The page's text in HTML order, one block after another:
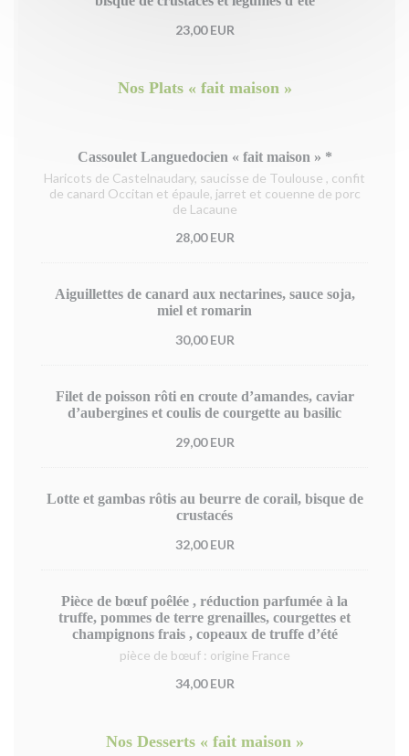
23,00 EUR
Nos Plats « fait maison »
Cassoulet Languedocien « fait maison » *
Haricots de Castelnaudary, saucisse de Toulouse , confit
de canard Occitan et épaule, jarret et couenne de porc
de Lacaune
28,00 EUR
Aiguillettes de canard aux nectarines, sauce soja,
miel et romarin
30,00 EUR
Filet de poisson rôti en croute d’amandes, caviar
d’aubergines et coulis de courgette au basilic
29,00 EUR
Lotte et gambas rôtis au beurre de corail, bisque de
crustacés
32,00 EUR
Pièce de bœuf poêlée , réduction parfumée à la
truffe, pommes de terre grenailles, courgettes et
champignons frais , copeaux de truffe d’été
pièce de bœuf : origine France
34,00 EUR
Nos Desserts « fait maison »